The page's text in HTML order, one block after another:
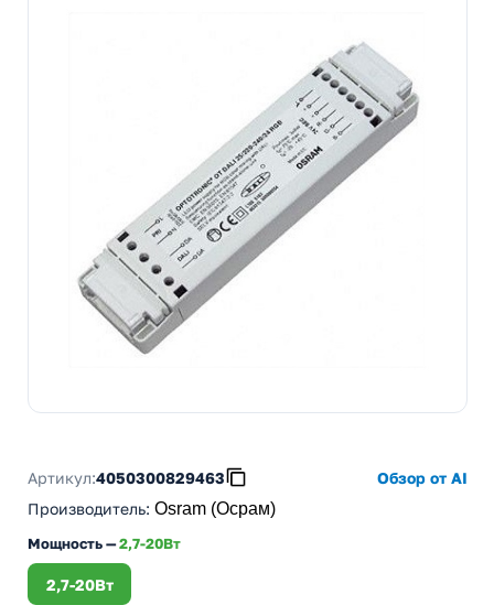
Артикул:4050300829463
Обзор от AI
Производитель: Osram (Осрам)
Мощность —2,7-20Вт
2,7-20Вт